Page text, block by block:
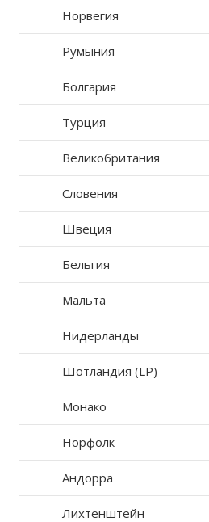
Норвегия
Румыния
Болгария
Турция
Великобритания
Словения
Швеция
Бельгия
Мальта
Нидерланды
Шотландия (LP)
Монако
Норфолк
Андорра
Лихтенштейн